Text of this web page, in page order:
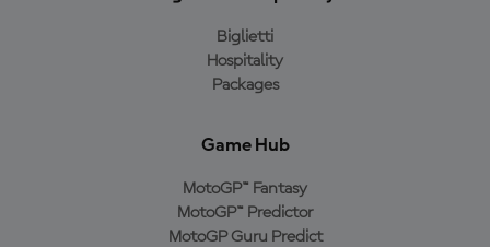
Biglietti
Hospitality
Packages
Game Hub
MotoGP™ Fantasy
MotoGP™ Predictor
MotoGP Guru Predict